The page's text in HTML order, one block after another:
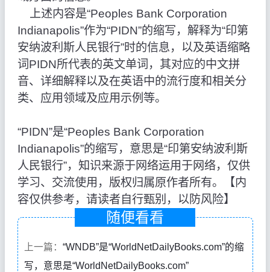
上述内容是“Peoples Bank Corporation
Indianapolis”作为“PIDN”的缩写，解释为“印第
安纳波利斯人民银行”时的信息，以及英语缩略
词PIDN所代表的英文单词，其对应的中文拼
音、详细解释以及在英语中的流行度和相关分
类、应用领域及应用示例等。
“PIDN”是“Peoples Bank Corporation
Indianapolis”的缩写，意思是“印第安纳波利斯
人民银行”，知识来源于网络运用于网络，仅供
学习、交流使用，版权归属原作者所有。【内
容仅供参考，请读者自行甄别，以防风险】
随便看看
上一篇： “WNDB”是“WorldNetDailyBooks.com”的缩
写，意思是“WorldNetDailyBooks.com”